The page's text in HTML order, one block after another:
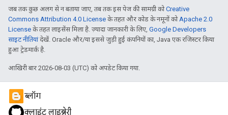
जब तक कुछ अलग से न बताया जाए, तब तक इस पेज की सामग्री कोCreative
Commons Attribution 4.0 License के तहत और कोड के नमूनों कोApache 2.0
License के तहत लाइसेंस मिला है. ज़्यादा जानकारी के लिए, Google Developers
साइट नीतियांदेखें. Oracle और/या इससे जुड़ी हुई कंपनियों का, Java एक रजिस्टर किया
हुआ ट्रेडमार्क है.
आखिरी बार 2026-08-03 (UTC) को अपडेट किया गया.
ब्लॉग
क्लाइंट लाइब्रेरी